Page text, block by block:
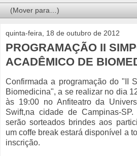
quinta-feira, 18 de outubro de 2012
PROGRAMAÇÃO II
ACADÊMICO DE
Confirmada a programação do "II
Biomedicina", a se realizar no dia
às 19:00 no Anfiteatro da
Swift,na cidade de Campinas-
serão sorteados brindes aos
um coffe break estará disponível a
inscrição.